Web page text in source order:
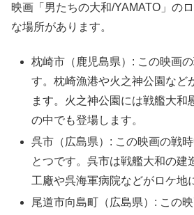
映画「男たちの大和/YAMATO」の
な場所があります。
枕崎市（鹿児島県）: この映画
す。枕崎漁港や火之神公園など
ます。火之神公園には戦艦大和
の中でも登場します。
呉市（広島県）: この映画の戦
とつです。呉市は戦艦大和の建
工廠や呉海軍病院などがロケ地
尾道市向島町（広島県）: この